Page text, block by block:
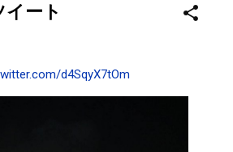
ート
d4SqyX7tOm